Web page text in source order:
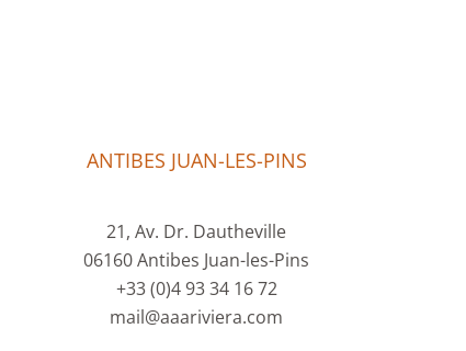
ANTIBES JUAN-LES-PINS
21, Av. Dr. Dautheville
06160 Antibes Juan-les-Pins
+33 (0)4 93 34 16 72
mail@aaariviera.com